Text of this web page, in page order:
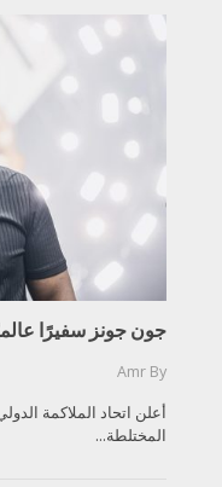
جون جونز سفيرًا
By
Amr
أعلن اتحاد الملاكمة
المختلطة...